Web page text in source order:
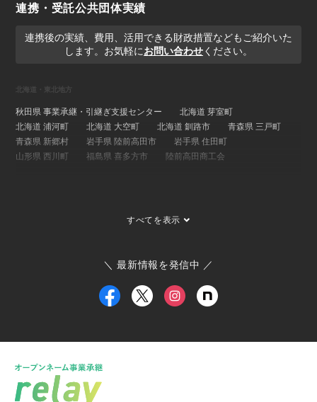
連携・受託公共団体実績
連携後の実績、費用、活用できる財政措置などもご紹介いた
します。お気軽にお問い合わせください。
すべてを表示
北海道・東北地方
秋田県 事業承継・引継ぎ支援センター
北海道 芽室町
北海道 浦河町
北海道 大空町 北海道 釧路市
青森県 三戸町
青森県 新郷村
岩手県 陸前高田市
岩手県 住田町
山形県 西川町
福島県 喜多方市 陸前高田商工会
茨城県 稲敷市 群馬県 桐生市
小田原箱根商工会議所
福井県 事業承継・引継ぎ支援センター
富山県
新潟県 南魚沼市
新潟県 糸魚川市
新潟県 出雲崎町
新潟県 関川村
＼ 最新情報を発信中 ／